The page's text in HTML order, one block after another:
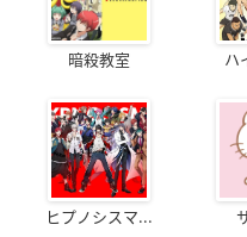
暗殺教室 ハ
ヒプノシスマ...